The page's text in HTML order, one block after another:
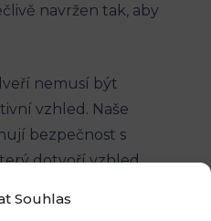
Souhlas
navržen tak, aby
nemusí být
vzhled. Naše
bezpečnost s
dotvoří vzhled
styly a vzory,
osobnímu vkusu.